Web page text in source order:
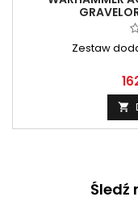
Zestaw

Śledź